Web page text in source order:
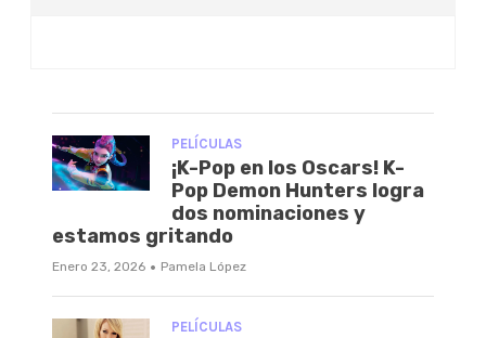
PELÍCULAS
¡K-Pop en los Oscars! K-
Pop Demon Hunters logra
dos nominaciones y
estamos gritando
Enero 23, 2026 · Pamela López
PELÍCULAS